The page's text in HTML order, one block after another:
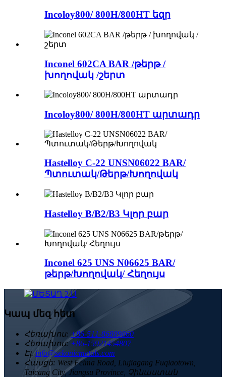
Incoloy800/ 800H/800HT եզր
Inconel 602CA BAR /թերթ /
խողովակ /շերտ
Incoloy800/ 800H/800HT արտադր
Hastelloy C-22 UNSN06022 BAR/
Պտուտակ/Թերթ/Խողովակ
Hastelloy B/B2/B3 Կլոր բար
Inconel 625 UNS N06625 BAR/
թերթ/Խողովակ/ Հեղույս
Կապ մեզ հետ
Հեռախոս: +86-511-86889860
Հեռախոս: +86-15921454807
Էլ. info@sekonicmetals.com
Հասցե: West Feima Road, Liujiagang Fuqiaotown,
Taicang City, Jiangsu Province, Չինաստան